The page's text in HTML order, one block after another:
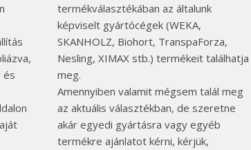
és
termékválasztékában az általunk
képviselt gyártócégek (WEKA,
SKANHOLZ, Biohort, TranspaForza,
Nesling, XIMAX stb.) termékeit találhatja
meg.
Amennyiben valamit mégsem talál meg
az aktuális választékban, de szeretne
akár egyedi gyártásra vagy egyéb
termékre ajánlatot kérni, kérjük,